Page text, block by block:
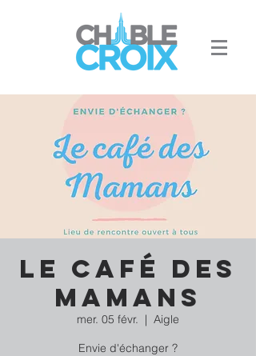
Le Café des
Mamans
mer. 05 févr.
  |
Aigle
Envie d'échanger ?